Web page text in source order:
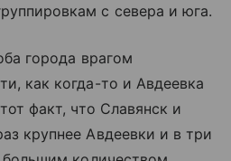
с севера и юга.
города врагом
как когда-то и Авдеевка
факт, что Славянск и
крупнее Авдеевки и в три